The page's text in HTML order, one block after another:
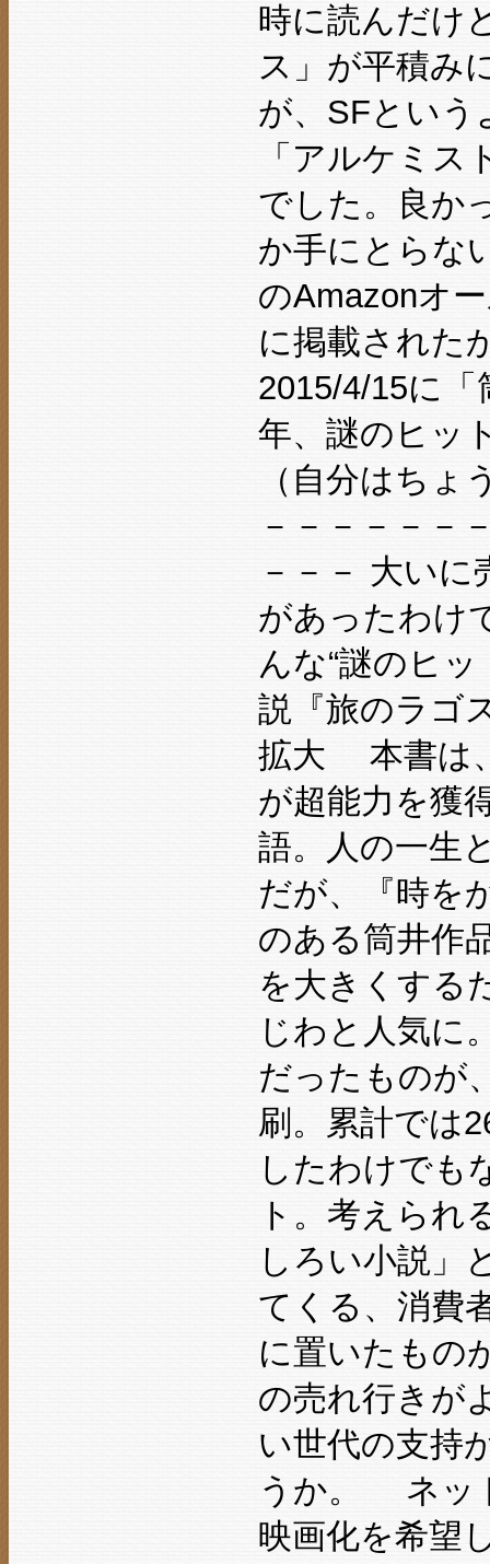
時に読んだけ
ス」が平積み
が、SFという
「アルケミ
でした。良か
か手にとらな
のAmazonオ
に掲載された
2015/4/15に
年、謎のヒッ
（自分はちょ
－－－－－－
－－－ 大い
があったわけ
んな“謎のヒ
説『旅のラゴ
拡大 本書は
が超能力を獲
語。人の一生
だが、『時を
のある筒井作
を大きくする
じわと人気に
だったものが
刷。累計では
したわけでも
ト。考えられ
しろい小説」
てくる、消費
に置いたもの
の売れ行きが
い世代の支持
うか。 ネッ
映画化を希望